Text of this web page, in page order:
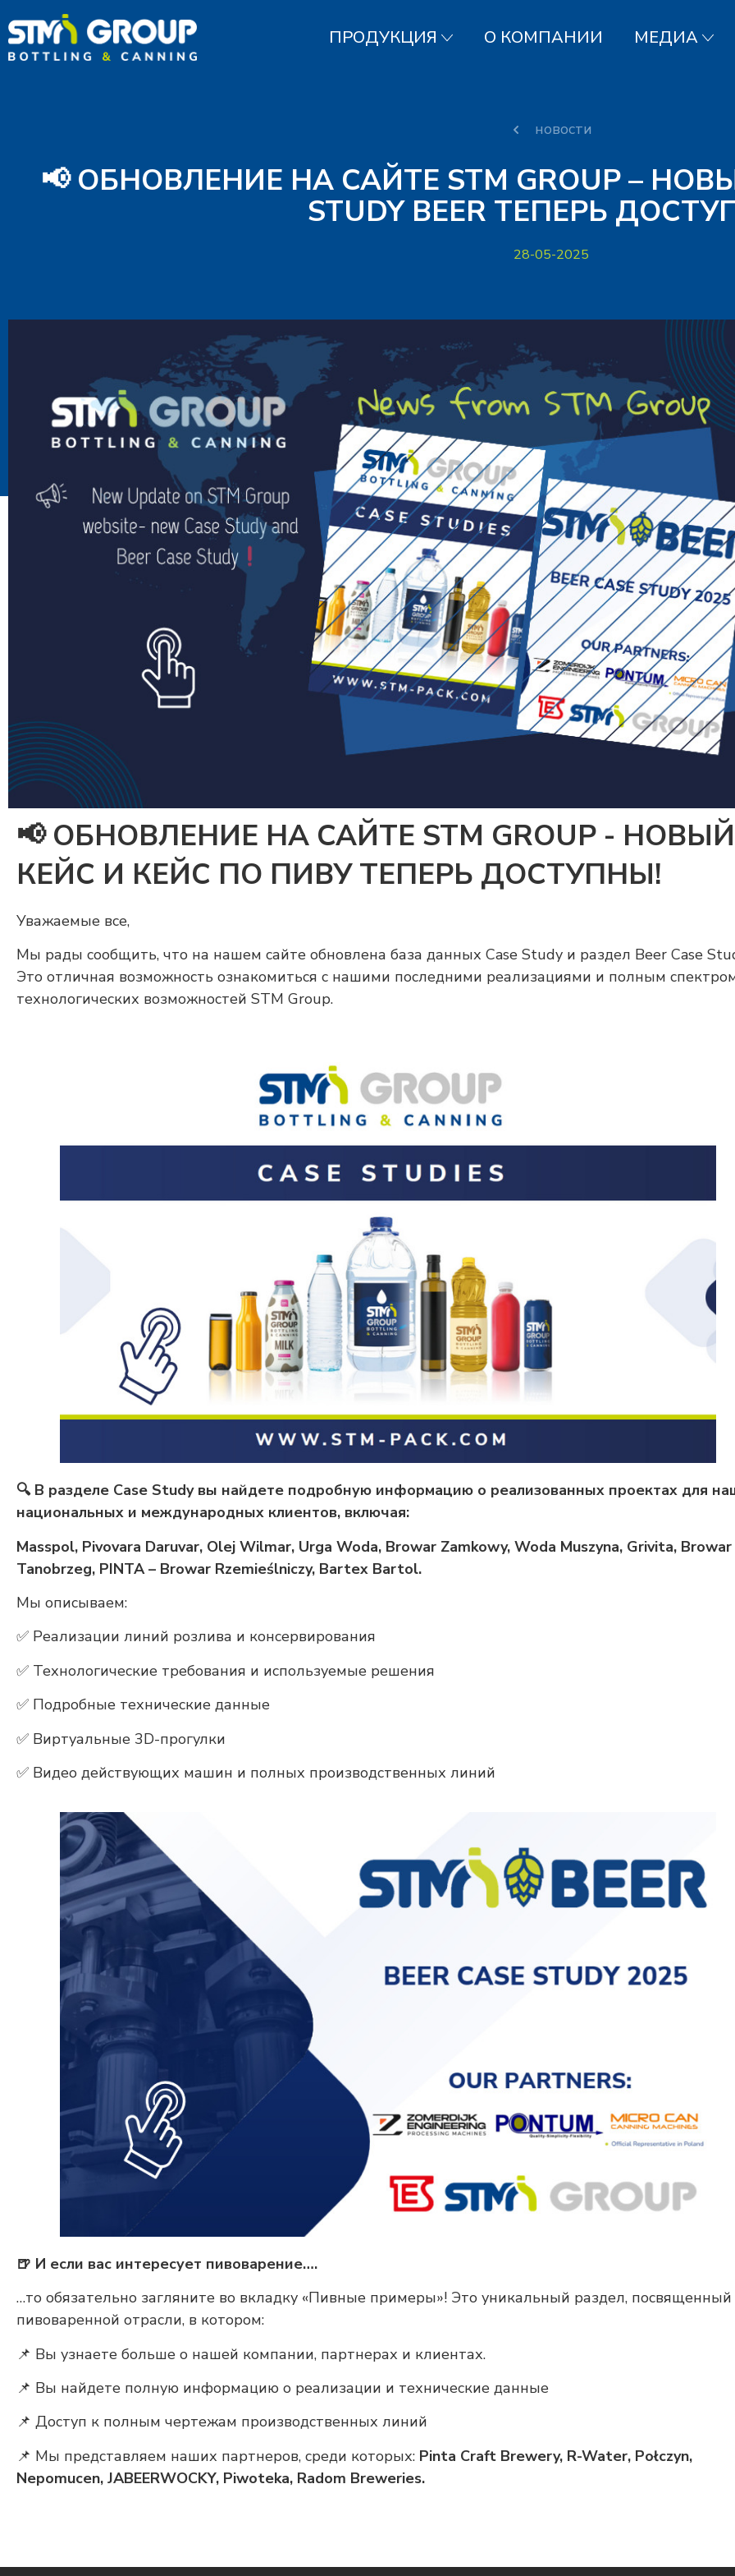
ПРОДУКЦИЯ О КОМПАНИИ МЕДИА
новости
📢 ОБНОВЛЕНИЕ НА САЙТЕ STM GROUP –
STUDY BEER ТЕПЕРЬ
28-05-2025
📢 ОБНОВЛЕНИЕ НА САЙТЕ STM GROUP - НОВЫЙ
КЕЙС И КЕЙС ПО ПИВУ ТЕПЕРЬ ДОСТУПНЫ!
Уважаемые все,
Мы рады сообщить, что на нашем сайте обновлена база данных Case Study и раздел Beer Case
Это отличная возможность ознакомиться с нашими последними реализациями и полным
технологических возможностей STM Group.
🔍 В разделе Case Study вы найдете подробную информацию о реализованных проектах для
национальных и международных клиентов, включая:
Masspol, Pivovara Daruvar, Olej Wilmar, Urga Woda, Browar Zamkowy, Woda Muszyna, Grivita, Browar
Tanobrzeg, PINTA – Browar Rzemieślniczy, Bartex Bartol.
Мы описываем:
✅ Реализации линий розлива и консервирования
✅ Технологические требования и используемые решения
✅ Подробные технические данные
✅ Виртуальные 3D-прогулки
✅ Видео действующих машин и полных производственных линий
🍺 И если вас интересует пивоварение….
…то обязательно загляните во вкладку «Пивные примеры»! Это уникальный раздел, посвященный
пивоваренной отрасли, в котором:
📌 Вы узнаете больше о нашей компании, партнерах и клиентах.
📌 Вы найдете полную информацию о реализации и технические данные
📌 Доступ к полным чертежам производственных линий
📌 Мы представляем наших партнеров, среди которых: Pinta Craft Brewery, R-Water, Połczyn,
Nepomucen, JABEERWOCKY, Piwoteka, Radom Breweries.